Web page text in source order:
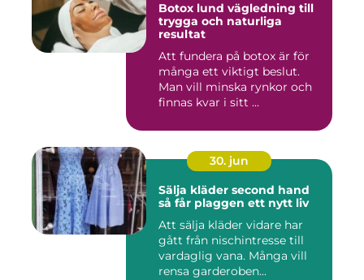
Botox lund vägledning till
trygga och naturliga
resultat
Att fundera på botox är för
många ett viktigt beslut.
Man vill minska rynkor och
finnas kvar i sitt ...
30. jun
Sälja kläder second hand
så får plaggen ett nytt liv
Att sälja kläder vidare har
gått från nischintresse till
vardaglig vana. Många vill
rensa garderoben...